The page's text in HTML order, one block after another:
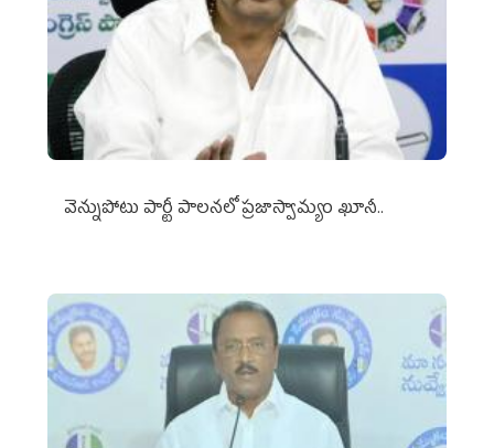
వెన్నుపోటు పార్టీ పాలనలో ప్రజాస్వామ్యం ఖూనీ..